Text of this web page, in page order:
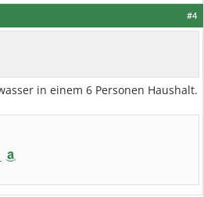
#4
in einem 6 Personen Haushalt.